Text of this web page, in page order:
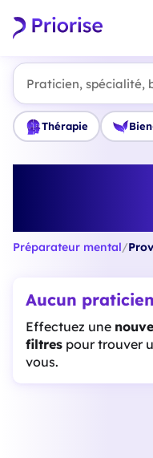
Praticien, spécialité,
Thérapie
Préparateur mental/
Aucun
Effectuez une
filtres pour trouver
vous.